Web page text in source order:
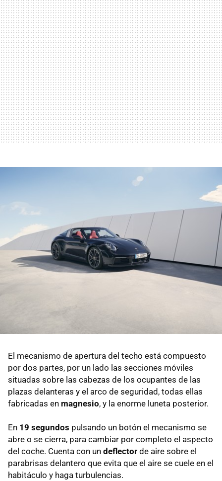
El mecanismo de apertura del techo está compuesto
por dos partes, por un lado las secciones móviles
situadas sobre las cabezas de los ocupantes de las
plazas delanteras y el arco de seguridad, todas ellas
fabricadas en magnesio, y la enorme luneta posterior.
En 19 segundos pulsando un botón el mecanismo se
abre o se cierra, para cambiar por completo el aspecto
del coche. Cuenta con un deflector de aire sobre el
parabrisas delantero que evita que el aire se cuele en el
habitáculo y haga turbulencias.